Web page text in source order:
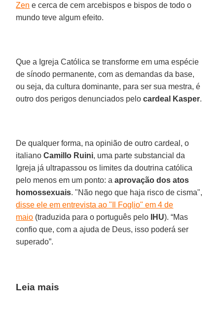
Zen e cerca de cem arcebispos e bispos de todo o
mundo teve algum efeito.
Que a Igreja Católica se transforme em uma espécie
de sínodo permanente, com as demandas da base,
ou seja, da cultura dominante, para ser sua mestra, é
outro dos perigos denunciados pelocardeal Kasper.
De qualquer forma, na opinião de outro cardeal, o
italianoCamillo Ruini, uma parte substancial da
Igreja já ultrapassou os limites da doutrina católica
pelo menos em um ponto: aaprovação dos atos
homossexuais. "Não nego que haja risco de cisma",
disse ele em entrevista ao "Il Foglio" em 4 de
maio (traduzida para o português pelo IHU). “Mas
confio que, com a ajuda de Deus, isso poderá ser
superado”.
Leia mais